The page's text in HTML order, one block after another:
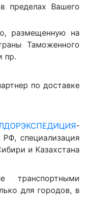
пределах Вашего
размещенную на
Таможенного
пр.
по доставке
-
специализация
и Казахстана
транспортными
для городов, в